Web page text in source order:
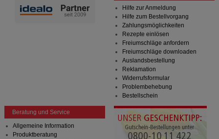
Hilfe zur Anmeldung
Hilfe zum Bestellvorgang
Zahlungsmöglichkeiten
Rezepte einlösen
Freiumschläge anfordern
Freiumschläge downloaden
Auslandsbestellung
Reklamation
Widerrufsformular
Problembehebung
Bestellschein
Beratung und Service
Allgemeine Information
Produktberatung